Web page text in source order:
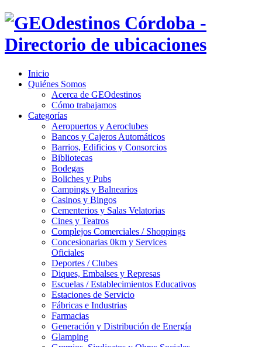
Inicio
Quiénes Somos
Acerca de GEOdestinos
Cómo trabajamos
Categorías
Aeropuertos y Aeroclubes
Bancos y Cajeros Automáticos
Barrios, Edificios y Consorcios
Bibliotecas
Bodegas
Boliches y Pubs
Campings y Balnearios
Casinos y Bingos
Cementerios y Salas Velatorias
Cines y Teatros
Complejos Comerciales / Shoppings
Concesionarias 0km y Services
Oficiales
Deportes / Clubes
Diques, Embalses y Represas
Escuelas / Establecimientos Educativos
Estaciones de Servicio
Fábricas e Industrias
Farmacias
Generación y Distribución de Energía
Glamping